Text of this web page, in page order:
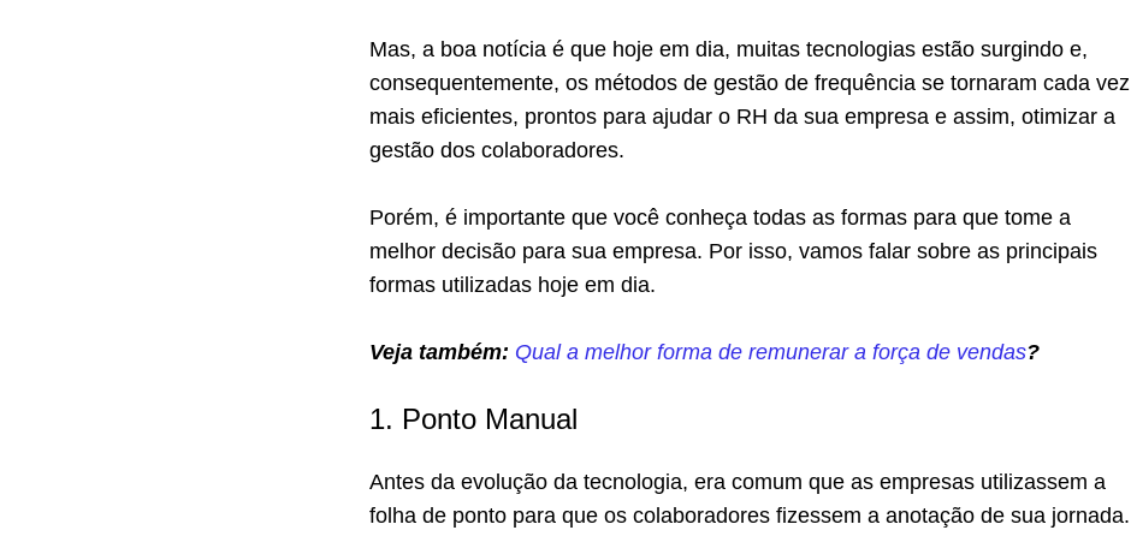
Mas, a boa notícia é que hoje em dia, muitas tecnologias estão surgindo e,
consequentemente, os métodos de gestão de frequência se tornaram cada vez
mais eficientes, prontos para ajudar o RH da sua empresa e assim, otimizar a
gestão dos colaboradores.
Porém, é importante que você conheça todas as formas para que tome a
melhor decisão para sua empresa. Por isso, vamos falar sobre as principais
formas utilizadas hoje em dia.
Veja também: Qual a melhor forma de remunerar a força de vendas?
1. Ponto Manual
Antes da evolução da tecnologia, era comum que as empresas utilizassem a
folha de ponto para que os colaboradores fizessem a anotação de sua jornada.